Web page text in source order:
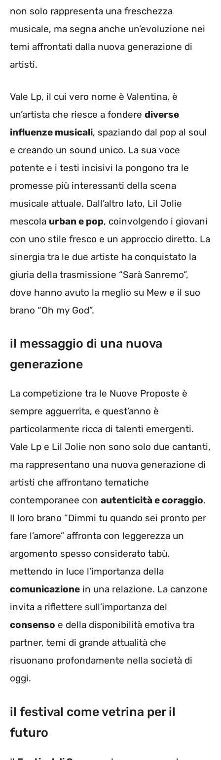
non solo rappresenta una freschezza
musicale, ma segna anche un’evoluzione nei
temi affrontati dalla nuova generazione di
artisti.
Vale Lp, il cui vero nome è Valentina, è
un’artista che riesce a fondere diverse
influenze musicali, spaziando dal pop al soul
e creando un sound unico. La sua voce
potente e i testi incisivi la pongono tra le
promesse più interessanti della scena
musicale attuale. Dall’altro lato, Lil Jolie
mescola urban e pop, coinvolgendo i giovani
con uno stile fresco e un approccio diretto. La
sinergia tra le due artiste ha conquistato la
giuria della trasmissione “Sarà Sanremo”,
dove hanno avuto la meglio su Mew e il suo
brano “Oh my God”.
il messaggio di una nuova
generazione
La competizione tra le Nuove Proposte è
sempre agguerrita, e quest’anno è
particolarmente ricca di talenti emergenti.
Vale Lp e Lil Jolie non sono solo due cantanti,
ma rappresentano una nuova generazione di
artisti che affrontano tematiche
contemporanee con autenticità e coraggio.
Il loro brano “Dimmi tu quando sei pronto per
fare l’amore” affronta con leggerezza un
argomento spesso considerato tabù,
mettendo in luce l’importanza della
comunicazione in una relazione. La canzone
invita a riflettere sull’importanza del
consenso e della disponibilità emotiva tra
partner, temi di grande attualità che
risuonano profondamente nella società di
oggi.
il festival come vetrina per il
futuro